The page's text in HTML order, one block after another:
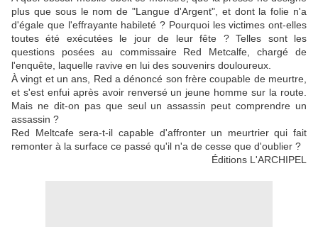
plus que sous le nom de "Langue d'Argent", et dont la folie n'a
d'égale que l'effrayante habileté ? Pourquoi les victimes ont-elles
toutes été exécutées le jour de leur fête ? Telles sont les
questions posées au commissaire Red Metcalfe, chargé de
l'enquête, laquelle ravive en lui des souvenirs douloureux.
À vingt et un ans, Red a dénoncé son frère coupable de meurtre,
et s'est enfui après avoir renversé un jeune homme sur la route.
Mais ne dit-on pas que seul un assassin peut comprendre un
assassin ?
Red Meltcafe sera-t-il capable d'affronter un meurtrier qui fait
remonter à la surface ce passé qu'il n'a de cesse que d'oublier ?
Éditions L'ARCHIPEL